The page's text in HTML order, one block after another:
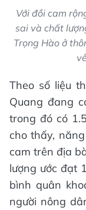
Với đồi cam
sai và chất
Trọng Hào ở
Theo số liệu
Quang đang
trong đó có
cho thấy,
cam trên địa
lượng ước đạt
bình quân
người nông